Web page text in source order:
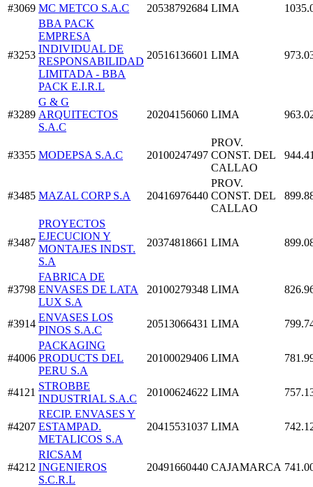
#3069 MC METCO S.A.C 20538792684 LIMA
#3253
BBA PACK
EMPRESA
INDIVIDUAL DE
RESPONSABILIDAD
LIMITADA - BBA
PACK E.I.R.L
20516136601 LIMA
#3289
G & G
ARQUITECTOS
S.A.C
20204156060 LIMA
#3355 MODEPSA S.A.C 20100247497
PROV.
CONST. DEL
CALLAO
#3485 MAZAL CORP S.A 20416976440
PROV.
CONST. DEL
CALLAO
#3487
PROYECTOS
EJECUCION Y
MONTAJES INDST.
S.A
20374818661 LIMA
#3798
FABRICA DE
ENVASES DE LATA
LUX S.A
20100279348 LIMA
#3914
ENVASES LOS
PINOS S.A.C
20513066431 LIMA
#4006
PACKAGING
PRODUCTS DEL
PERU S.A
20100029406 LIMA
#4121
STROBBE
INDUSTRIAL S.A.C
20100624622 LIMA
#4207
RECIP. ENVASES Y
ESTAMPAD.
METALICOS S.A
20415531037 LIMA
#4212
RICSAM
INGENIEROS
S.C.R.L
20491660440 CAJAMARCA